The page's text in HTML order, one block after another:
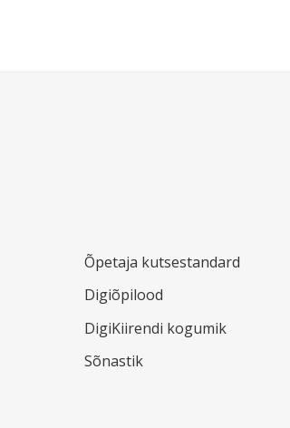
Õpetaja kutsestandard
Digiõpilood
DigiKiirendi kogumik
Sõnastik